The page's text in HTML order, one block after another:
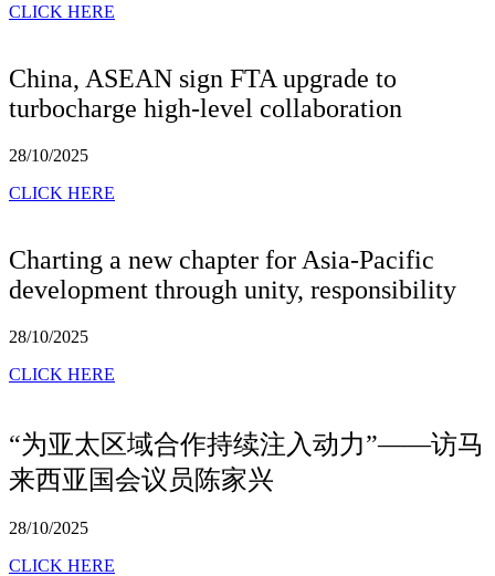
CLICK HERE
China, ASEAN sign FTA upgrade to
turbocharge high-level collaboration
28/10/2025
CLICK HERE
Charting a new chapter for Asia-Pacific
development through unity, responsibility
28/10/2025
CLICK HERE
“为亚太区域合作持续注入动力”——访马
来西亚国会议员陈家兴
28/10/2025
CLICK HERE